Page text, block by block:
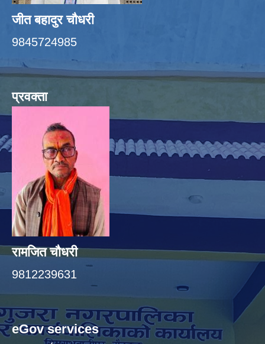
जीत बहादुर चाैधरी
9845724985
प्रवक्ता
रामजित चौधरी
9812239631
eGov services